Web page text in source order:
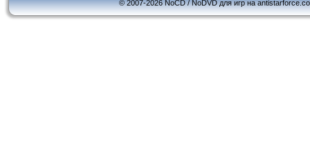
© 2007-2026 NoCD / NoDVD для игр на